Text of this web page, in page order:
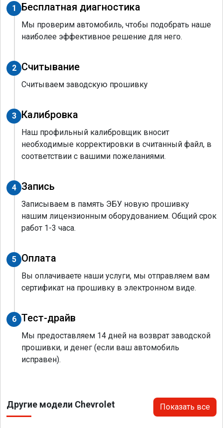
1 Бесплатная диагностика
Мы проверим автомобиль, чтобы подобрать наше
наиболее эффективное решение для него.
2 Считывание
Считываем заводскую прошивку
3 Калибровка
Наш профильный калибровщик вносит
необходимые корректировки в считанный файл, в
соответствии с вашими пожеланиями.
4 Запись
Записываем в память ЭБУ новую прошивку
нашим лицензионным оборудованием. Общий срок
работ 1-3 часа.
5 Оплата
Вы оплачиваете наши услуги, мы отправляем вам
сертификат на прошивку в электронном виде.
6 Тест-драйв
Мы предоставляем 14 дней на возврат заводской
прошивки, и денег (если ваш автомобиль
исправен).
Другие модели Chevrolet Показать все